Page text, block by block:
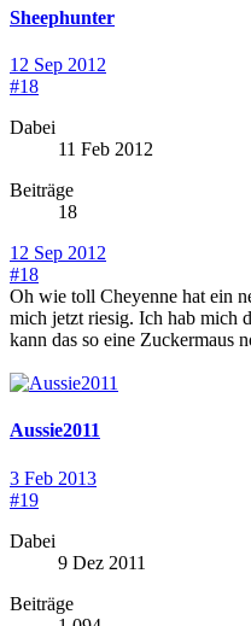
Sheephunter
12 Sep 2012
#18
Dabei
11 Feb 2012
Beiträge
18
12 Sep 2012
#18
Oh wie toll Cheyenne hat ein
mich jetzt riesig. Ich hab mich
kann das so eine Zuckermaus
Aussie2011
3 Feb 2013
#19
Dabei
9 Dez 2011
Beiträge